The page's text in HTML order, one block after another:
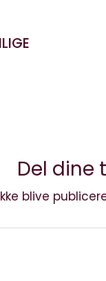
Del dine
blive